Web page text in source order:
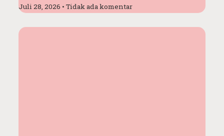
Juli 28, 2026 Tidak ada komentar